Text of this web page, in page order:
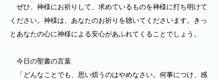
ぜひ、神様にお祈りして、求めているものを神様に打ち明けて
ください。神様は、あなたのお祈りを聴いてくださいます。きっ
とあなたの心に神様による安心があふれてくることでしょう。
今日の聖書の言葉
「どんなことでも、思い煩うのはやめなさい。何事につけ、感